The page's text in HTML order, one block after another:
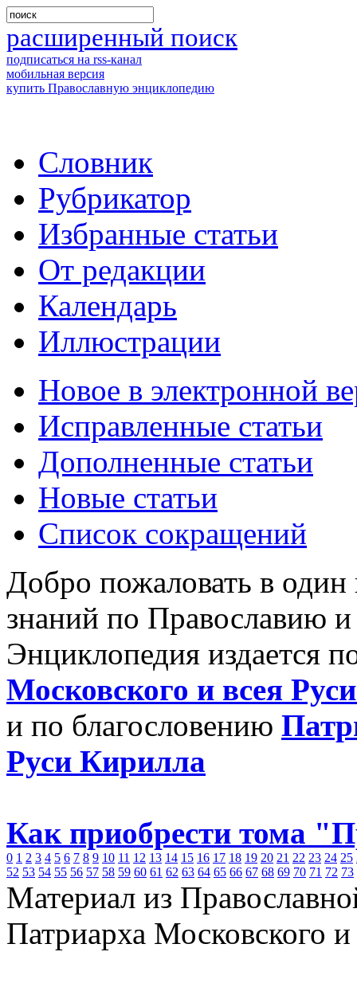
расширенный поиск
подписаться на rss-канал
мобильная версия
купить Православную энциклопедию
Словник
Рубрикатор
Избранные статьи
От редакции
Календарь
Иллюстрации
Новое в электронной
Исправленные статьи
Дополненные статьи
Новые статьи
Список сокращений
Добро пожаловать в
знаний по Православию
Энциклопедия издается
Московского и всея
и по благословению
Руси Кирилла
Как приобрести тома
0 1 2 3 4 5 6 7 8 9 10 11 12 13 14 15 16 17 18 19 20 21 22 23 24 25
52 53 54 55 56 57 58 59 60 61 62 63 64 65 66 67 68 69 70 71 72 73
Материал из
Патриарха Московского